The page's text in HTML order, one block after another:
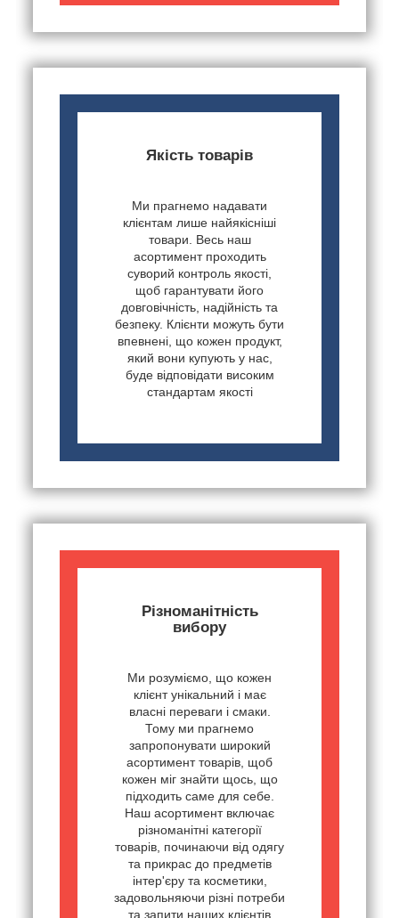
Якість товарів
Ми прагнемо надавати
клієнтам лише найякісніші
товари. Весь наш
асортимент проходить
суворий контроль якості,
щоб гарантувати його
довговічність, надійність та
безпеку. Клієнти можуть бути
впевнені, що кожен продукт,
який вони купують у нас,
буде відповідати високим
стандартам якості
Різноманітність
вибору
Ми розуміємо, що кожен
клієнт унікальний і має
власні переваги і смаки.
Тому ми прагнемо
запропонувати широкий
асортимент товарів, щоб
кожен міг знайти щось, що
підходить саме для себе.
Наш асортимент включає
різноманітні категорії
товарів, починаючи від одягу
та прикрас до предметів
інтер'єру та косметики,
задовольняючи різні потреби
та запити наших клієнтів